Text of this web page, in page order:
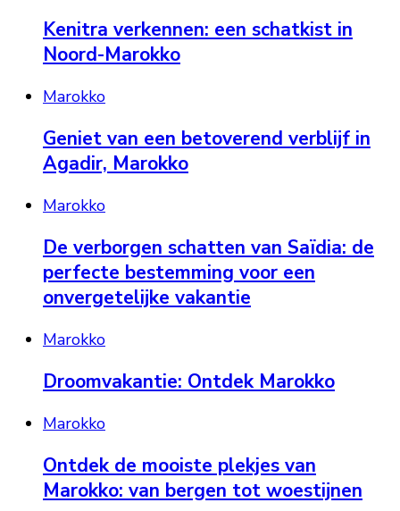
Kenitra verkennen: een schatkist in
Noord-Marokko
Marokko
Geniet van een betoverend verblijf in
Agadir, Marokko
Marokko
De verborgen schatten van Saïdia: de
perfecte bestemming voor een
onvergetelijke vakantie
Marokko
Droomvakantie: Ontdek Marokko
Marokko
Ontdek de mooiste plekjes van
Marokko: van bergen tot woestijnen